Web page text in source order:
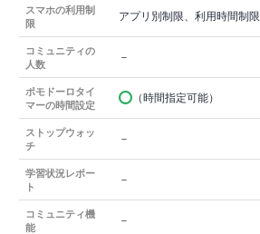
スマホの利用制
限
アプリ別制限、利用時間制限
コミュニティの
人数
－
ポモドーロタイ
マーの時間設定
（時間指定可能）
ストップウォッ
チ
－
学習状況レポー
ト
－
コミュニティ機
能
－